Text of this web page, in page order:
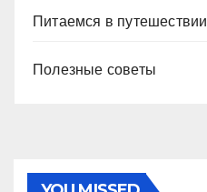
Питаемся в путешествии
Полезные советы